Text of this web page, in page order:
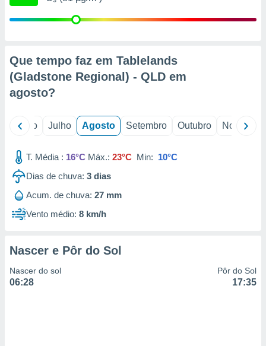
estudos
de
1199
Que tempo faz em Tablelands
(Gladstone Regional) - QLD em
agosto?
Junho Julho Agosto Setembro Outubro Novembro
T. Média : 16°C Máx.: 23°C Min: 10°C
Dias de chuva: 3 dias
Acum. de chuva: 27 mm
Vento médio: 8 km/h
Nascer e Pôr do Sol
Nascer do sol
06:28
Pôr do Sol
17:35